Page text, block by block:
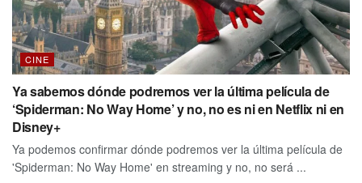
CINE
Ya sabemos dónde podremos ver la última película de
‘Spiderman: No Way Home’ y no, no es ni en Netflix ni en
Disney+
Ya podemos confirmar dónde podremos ver la última película de
'Spiderman: No Way Home' en streaming y no, no será ...